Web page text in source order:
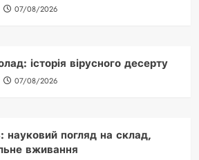
07/08/2026
історія вірусного десерту
07/08/2026
науковий погляд на склад,
вживання